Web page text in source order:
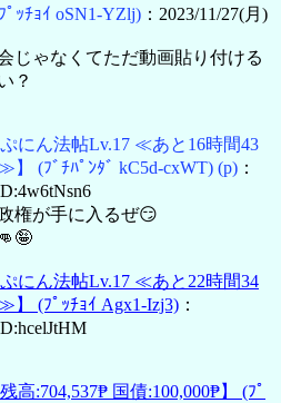
ﾟｯﾁｮｲ oSN1-YZlj) ：2023/11/27(月)
じゃなくてただ動画貼り付ける
？
ぷにん法帖Lv.17 ≪あと16時間43
】
(ﾌﾞﾁﾊﾟﾝﾀﾞ kC5d-cxWT) (p) ：
権が手に入るぜ😏
ぷにん法帖Lv.17 ≪あと22時間34
】
(ﾌﾟｯﾁｮｲ Agx1-Izj3) ：
残高:704,537₱ 国債:100,000₱】
(ﾌﾟ